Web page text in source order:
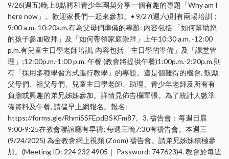
9/26(週五)晚上8點將和青少年團契分享一個有趣的專題「Why am I
here now」。歡迎家長們一起來參加。• 9/27(週六)則有兩場培訓；
9:00 a.m.-10:20a.m.有為父母們準備的專題: 內容包括 「如何幫助您
的孩子參加敬拜」及「如何帶領家庭崇拜」上午10:30 a.m. -12:00
p.m.有兒童主日學老師培訓, 內容包括「主日學的準備」及「課堂管
理」;12:00p.m.-1:00 p.m. 午餐 (教會將提供午餐)1:00p.m.-2:20p.m.則
有「採用多種學習方式進行教學」的專題。這是個難得的機會, 鼓勵
父母們、祖父母們、兒童主日學老師、助理、青少年老師及所有有
負擔或興趣的弟兄姊妹參加。詳情見佈告欄單張。為了統計人數準
備資料及午餐, 請儘早上網報名。報名:
https://forms.gle/RhmiSSFEpdBSKFm87。3. 禱告會：每週日晨
9:00-9:25在教會聯誼廳有早禱; 每週三晚7:30有禱告會。本週三
(9/24/2025) 為全教會網上視頻 (Zoom) 禱告會。請弟兄姊妹積極參
加。(Meeting ID: 224 232 4905｜ Password: 747623)4. 教會於每週